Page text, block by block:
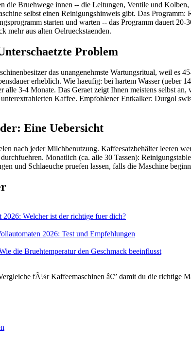
die Bruehwege innen -- die Leitungen, Ventile und
selbst einen Reinigungshinweis gibt. Das Programm:
starten und warten -- das Programm dauert
mehr aus alten Oelrueckstaenden.
Problem
das unangenehmste Wartungsritual, weil es
erheblich. Wie haeufig: bei hartem Wasser
alle 3-4 Monate. Das Geraet zeigt Ihnen meistens selbst
Kaffee. Empfohlener Entkalker: Durgol
Eine Uebersicht
nach jeder Milchbenutzung. Kaffeesatzbehälter leeren
Monatlich (ca. alle 30 Tassen):
und Schlaeuche pruefen lassen, falls die Maschine
2026: Welcher ist der richtige fuer dich?
2026: Test und Empfehlungen
die Bruehtemperatur den Geschmack beeinflusst
fÃ¼r Kaffeemaschinen â€” damit du die richtige